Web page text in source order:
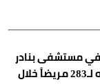
مستشفى بنادر
بالصومال يقدم خدماته لـ283 مريضاً خلال